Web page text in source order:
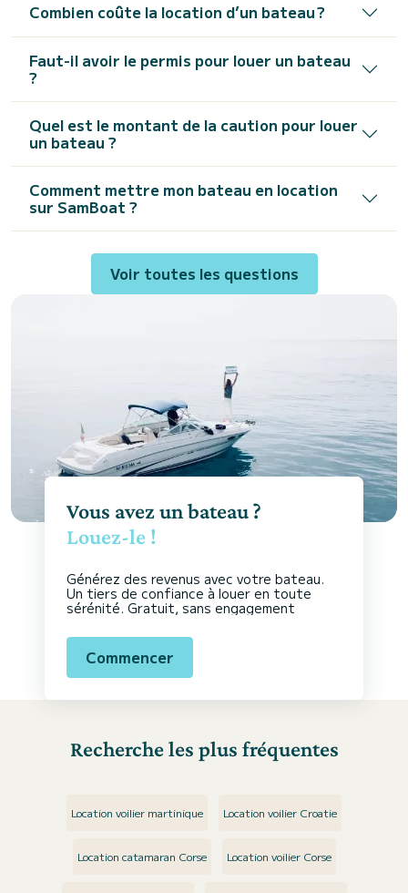
Combien coûte la location d’un bateau ?
Faut-il avoir le permis pour louer un bateau
?
Quel est le montant de la caution pour louer
un bateau ?
Comment mettre mon bateau en location
sur SamBoat ?
Voir toutes les questions
Vous avez un bateau ?
Louez-le !
Générez des revenus avec votre bateau.
Un tiers de confiance à louer en toute
sérénité. Gratuit, sans engagement
Commencer
Recherche les plus fréquentes
Location voilier martinique Location voilier Croatie
Location catamaran Corse Location voilier Corse